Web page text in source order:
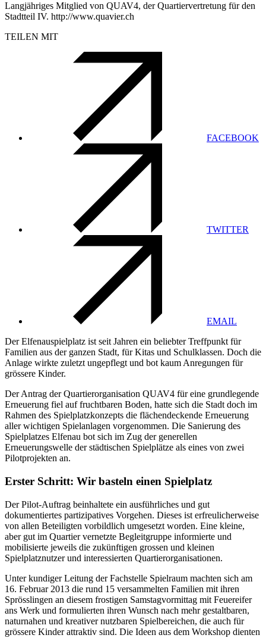
Langjähriges Mitglied von QUAV4, der Quartiervertretung für den
Stadtteil IV. http://www.quavier.ch
TEILEN MIT
FACEBOOK
TWITTER
EMAIL
Der Elfenauspielplatz ist seit Jahren ein beliebter Treffpunkt für
Familien aus der ganzen Stadt, für Kitas und Schulklassen. Doch die
Anlage wirkte zuletzt ungepflegt und bot kaum Anregungen für
grössere Kinder.
Der Antrag der Quartierorganisation QUAV4 für eine grundlegende
Erneuerung fiel auf fruchtbaren Boden, hatte sich die Stadt doch im
Rahmen des Spielplatzkonzepts die flächendeckende Erneuerung
aller wichtigen Spielanlagen vorgenommen. Die Sanierung des
Spielplatzes Elfenau bot sich im Zug der generellen
Erneuerungswelle der städtischen Spielplätze als eines von zwei
Pilotprojekten an.
Erster Schritt: Wir basteln einen Spielplatz
Der Pilot-Auftrag beinhaltete ein ausführliches und gut
dokumentiertes partizipatives Vorgehen. Dieses ist erfreulicherweise
von allen Beteiligten vorbildlich umgesetzt worden. Eine kleine,
aber gut im Quartier vernetzte Begleitgruppe informierte und
mobilisierte jeweils die zukünftigen grossen und kleinen
Spielplatznutzer und interessierten Quartierorganisationen.
Unter kundiger Leitung der Fachstelle Spielraum machten sich am
16. Februar 2013 die rund 15 versammelten Familien mit ihren
Sprösslingen an diesem frostigen Samstagvormittag mit Feuereifer
ans Werk und formulierten ihren Wunsch nach mehr gestaltbaren,
naturnahen und kreativer nutzbaren Spielbereichen, die auch für
grössere Kinder attraktiv sind. Die Ideen aus dem Workshop dienten